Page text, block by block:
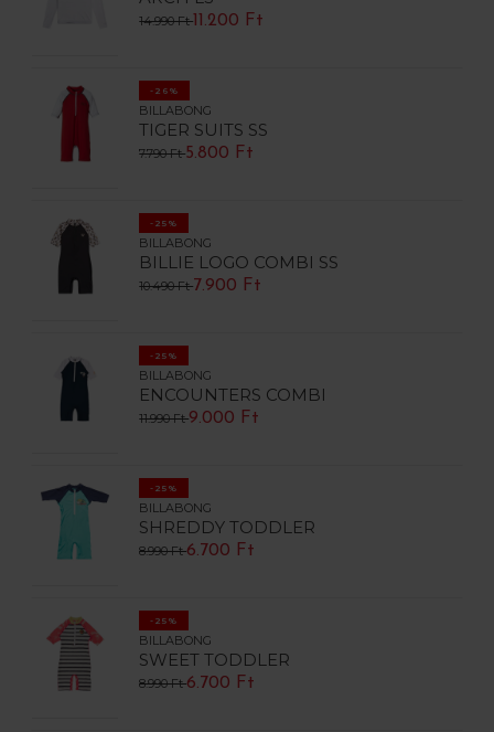
14.990 Ft 11.200 Ft
-26%
BILLABONG
TIGER SUITS SS
7.790 Ft5.800 Ft
-25%
BILLABONG
BILLIE LOGO COMBI SS
10.490 Ft7.900 Ft
-25%
BILLABONG
ENCOUNTERS COMBI
11.990 Ft9.000 Ft
-25%
BILLABONG
SHREDDY TODDLER
8.990 Ft6.700 Ft
-25%
BILLABONG
SWEET TODDLER
8.990 Ft6.700 Ft